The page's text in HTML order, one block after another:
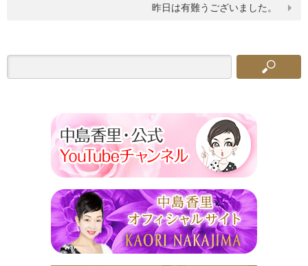
昨日は有難うございました。